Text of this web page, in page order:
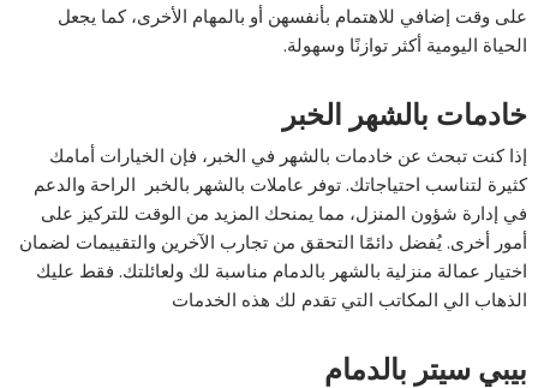
على وقت إضافي للاهتمام بأنفسهن أو بالمهام الأخرى، كما يجعل
الحياة اليومية أكثر توازنًا وسهولة.
خادمات بالشهر الخبر
إذا كنت تبحث عن خادمات بالشهر في الخبر، فإن الخيارات أمامك
كثيرة لتناسب احتياجاتك. توفر عاملات بالشهر بالخبر الراحة والدعم
في إدارة شؤون المنزل، مما يمنحك المزيد من الوقت للتركيز على
أمور أخرى. يُفضل دائمًا التحقق من تجارب الآخرين والتقييمات لضمان
اختيار عمالة منزلية بالشهر بالدمام مناسبة لك ولعائلتك. فقط عليك
الذهاب الي المكاتب التي تقدم لك هذه الخدمات
بيبي سيتر بالدمام